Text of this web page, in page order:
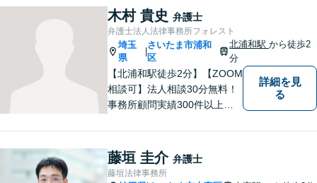
の代わりに悩み、考え、解決
策をご提案します。
木村 貴史 弁護士
弁護士法人法律事務所フォレスト
埼玉
県
|
さいたま市浦和
区
北浦和駅から徒歩2
分
【北浦和駅徒歩2分】【ZOOM
相談可】法人相談30分無料！
事務所顧問実績300件以上！
的確に把握し、ご意向に沿え
るよう尽力いたします！業種
ごとに専門化したチームでの
詳細を見
る
藤垣 圭介 弁護士
藤垣法律事務所